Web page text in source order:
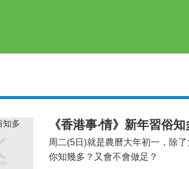
《香港事‧情》新年習俗知
周二(5日)就是農曆大年初一，除
你知幾多？又會不會做足？